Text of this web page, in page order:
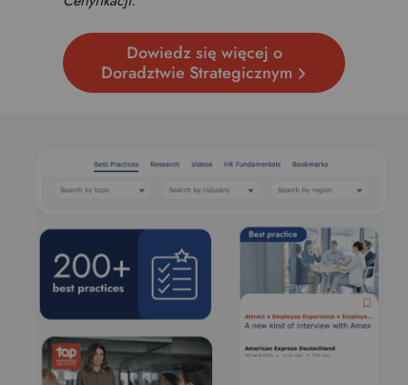
Dowiedz się więcej o
Doradztwie Strategicznym